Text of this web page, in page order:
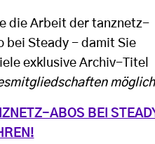
die Arbeit der tanznetz-
bei Steady - damit Sie
exklusive Archiv-Titel
ABOS BEI